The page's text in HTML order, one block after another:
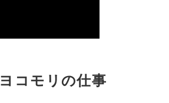
ヨコモリの仕事